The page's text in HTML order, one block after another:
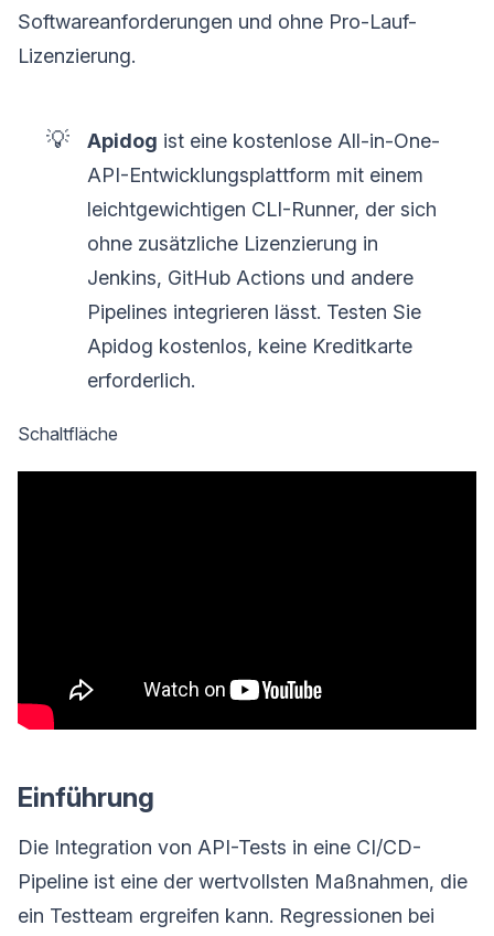
Softwareanforderungen und ohne Pro-Lauf-
Lizenzierung.
💡 Apidog ist eine kostenlose All-in-One-
API-Entwicklungsplattform mit einem
leichtgewichtigen CLI-Runner, der sich
ohne zusätzliche Lizenzierung in
Jenkins, GitHub Actions und andere
Pipelines integrieren lässt. Testen Sie
Apidog kostenlos, keine Kreditkarte
erforderlich.
Schaltfläche
Einführung
Die Integration von API-Tests in eine CI/CD-
Pipeline ist eine der wertvollsten Maßnahmen, die
ein Testteam ergreifen kann. Regressionen bei